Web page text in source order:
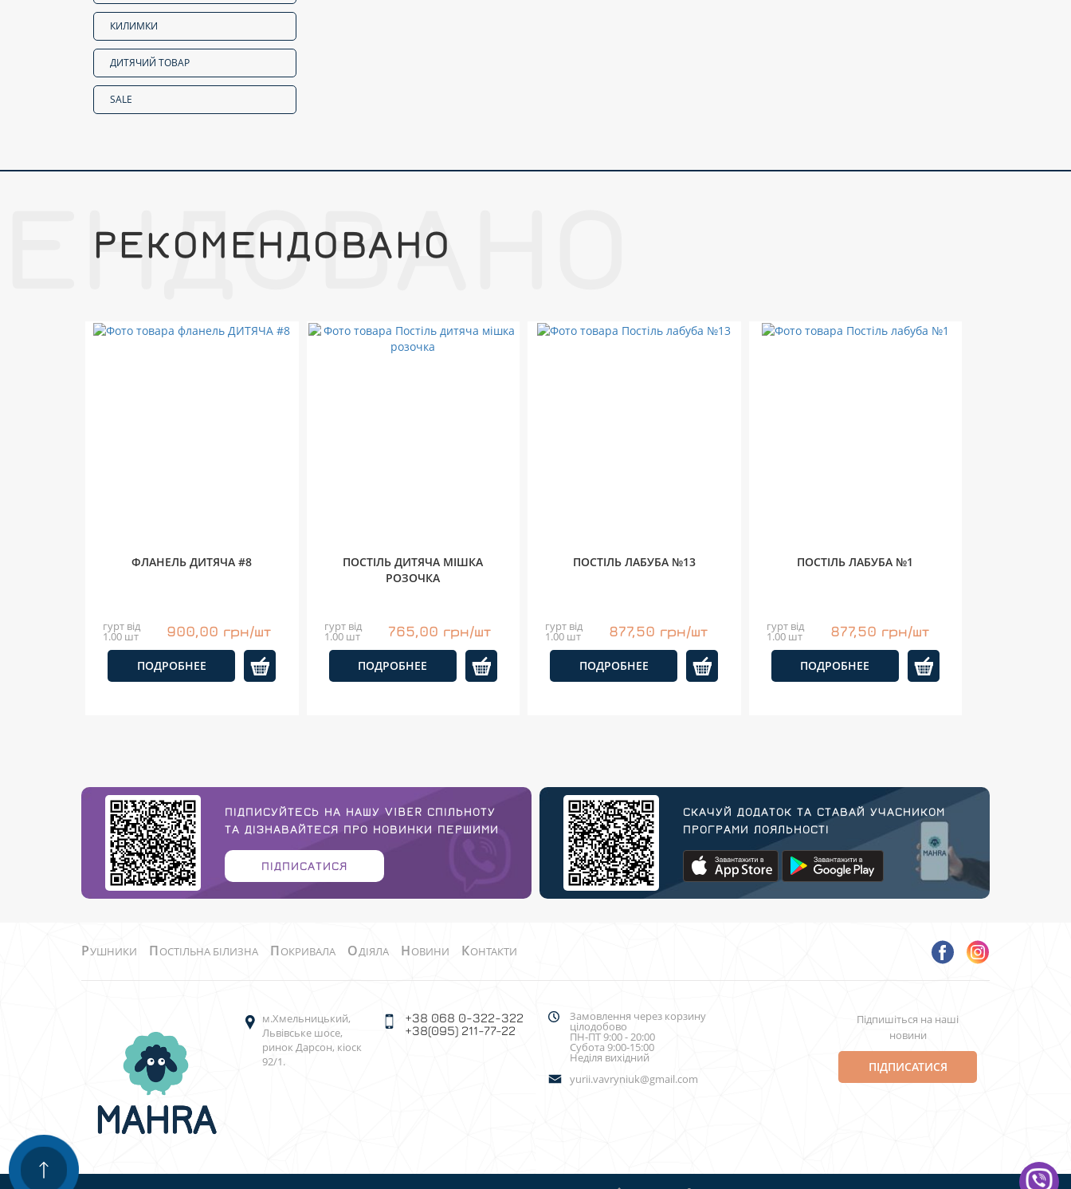
КИЛИМКИ
ДИТЯЧИЙ ТОВАР
SALE
РЕКОМЕНДОВАНО
ФЛАНЕЛЬ ДИТЯЧА #8
гурт від
1.00 шт 900,00 грн/шт
ПОДРОБНЕЕ
ПОСТІЛЬ ДИТЯЧА МІШКА
РОЗОЧКА
гурт від
1.00 шт 765,00 грн/шт
ПОДРОБНЕЕ
ПОСТІЛЬ ЛАБУБА №13
гурт від
1.00 шт 877,50 грн/шт
ПОДРОБНЕЕ
ПОСТІЛЬ ЛАБУБА №1
гурт від
1.00 шт 877,50 грн/шт
ПОДРОБНЕЕ
ПІДПИСУЙТЕСЬ НА НАШУ VIBER СПІЛЬНОТУ
ТА ДІЗНАВАЙТЕСЯ ПРО НОВИНКИ ПЕРШИМИ
ПІДПИСАТИСЯ
СКАЧУЙ ДОДАТОК ТА СТАВАЙ УЧАСНИКОМ
ПРОГРАМИ ЛОЯЛЬНОСТІ
РУШНИКИ ПОСТІЛЬНА БІЛИЗНА ПОКРИВАЛА ОДІЯЛА НОВИНИ КОНТАКТИ
м.Хмельницький,
Львівське шосе,
ринок Дарсон, кіоск
92/1.
+38 068 0-322-322
+38(095) 211-77-22
Замовлення через корзину
цілодобово
ПН-ПТ 9:00 - 20:00
Субота 9:00-15:00
Неділя вихідний
yurii.vavryniuk@gmail.com
Підпишіться на наші
новини
ПІДПИСАТИСЯ